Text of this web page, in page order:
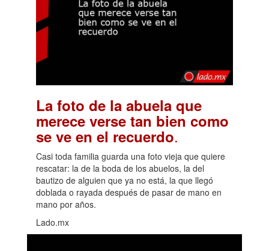
La foto de la abuela que
merece verse tan bien como
se ve en el recuerdo.
Casi toda familia guarda una foto vieja que quiere
rescatar: la de la boda de los abuelos, la del
bautizo de alguien que ya no está, la que llegó
doblada o rayada después de pasar de mano en
mano por años.
Lado.mx